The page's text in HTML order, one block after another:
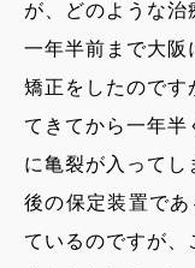
が、どのような治
一年半前まで大阪
矯正をしたのです
てきてから一年半
に亀裂が入ってし
後の保定装置で
ているのですが、